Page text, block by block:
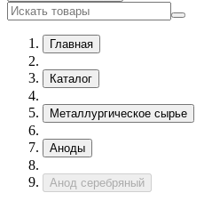
Главная
Каталог
Металлургическое сырье
Аноды
Анод серебряный